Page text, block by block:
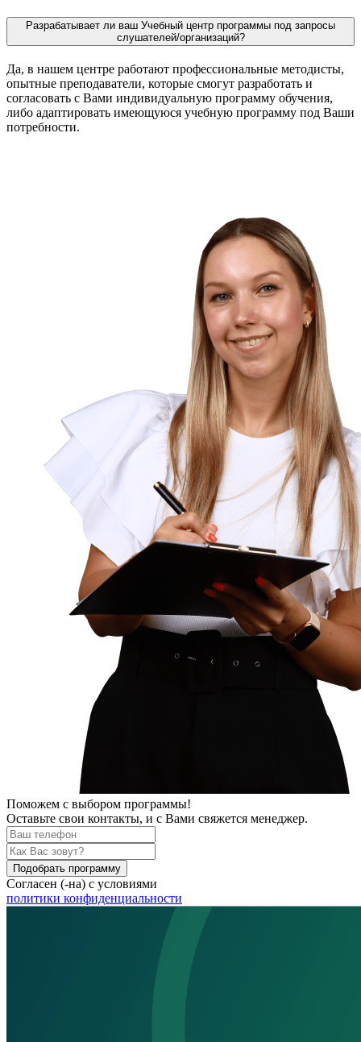
Разрабатывает ли ваш Учебный центр программы под запросы
слушателей/организаций?
Да, в нашем центре работают профессиональные методисты,
опытные преподаватели, которые смогут разработать и
согласовать с Вами индивидуальную программу обучения,
либо адаптировать имеющуюся учебную программу под Ваши
потребности.
Поможем с выбором программы!
Оставьте свои контакты, и с Вами свяжется менеджер.
Подобрать программу
Согласен (-на) с условиями
политики конфиденциальности